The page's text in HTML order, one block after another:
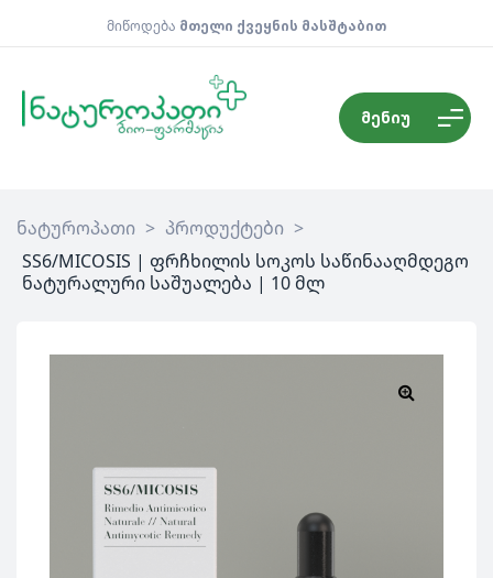
მიწოდება მთელი ქვეყნის მასშტაბით
მენიუ
ნატუროპათი > პროდუქტები >
SS6/MICOSIS | ფრჩხილის სოკოს საწინააღმდეგო
ნატურალური საშუალება | 10 მლ